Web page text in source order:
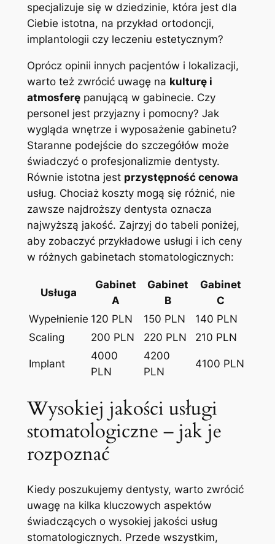
specjalizuje się w dziedzinie, która jest dla
Ciebie istotna, na przykład ortodoncji,
implantologii czy leczeniu estetycznym?
Oprócz opinii innych pacjentów i lokalizacji,
warto też zwrócić uwagę na kulturę i
atmosferępanującą w gabinecie. Czy
personel jest przyjazny i pomocny? Jak
wygląda wnętrze i wyposażenie gabinetu?
Staranne podejście do szczegółów może
świadczyć o profesjonalizmie dentysty.
Równie istotna jest przystępność cenowa
usług. Chociaż koszty mogą się różnić, nie
zawsze najdroższy dentysta oznacza
najwyższą jakość. Zajrzyj do tabeli poniżej,
aby zobaczyć przykładowe usługi i ich ceny
w różnych gabinetach stomatologicznych:
Usługa
Gabinet
A
Gabinet
B
Gabinet
C
Wypełnienie 120 PLN 150 PLN
140 PLN
Scaling
200 PLN 220 PLN 210 PLN
Implant
4000
PLN
4200
PLN
4100 PLN
Wysokiej jakości usługi
stomatologiczne – jak je
rozpoznać
Kiedy poszukujemy dentysty, warto zwrócić
uwagę na kilka kluczowych aspektów
świadczących o wysokiej jakości usług
stomatologicznych. Przede wszystkim,